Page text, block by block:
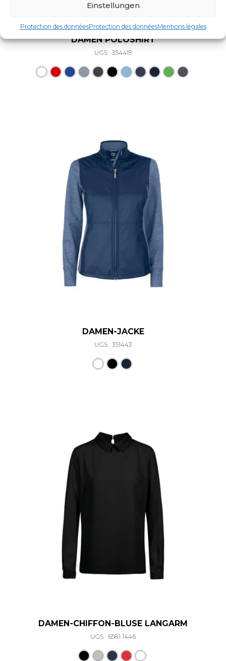
Einstellungen
Protection des donnéesProtection des donnéesMentions légales
DAMEN POLOSHIRT
UGS : 354419
DAMEN-JACKE
UGS : 351443
DAMEN-CHIFFON-BLUSE LANGARM
UGS : 6581.1446